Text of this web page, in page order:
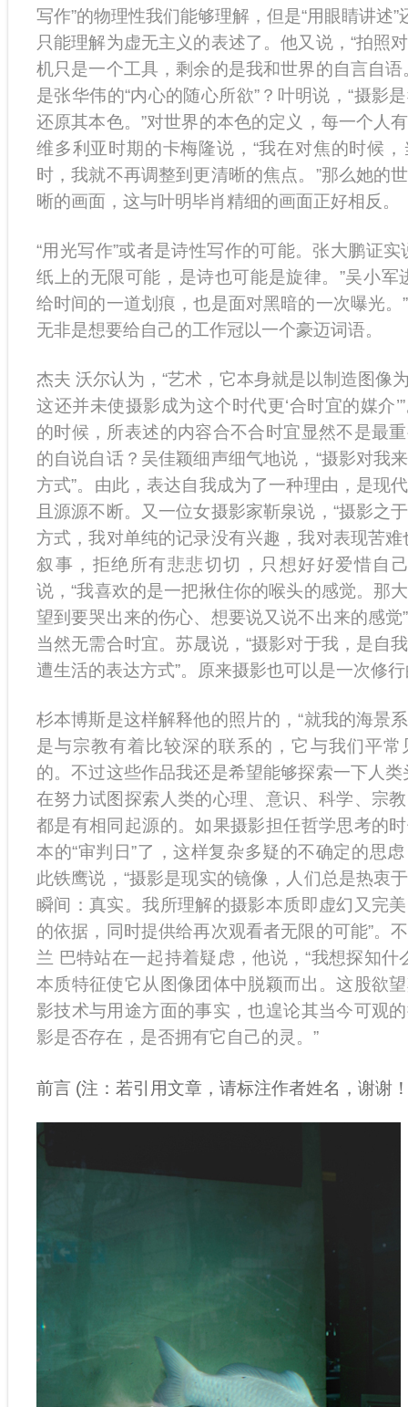
写作”的物理性我们能够理解，但是“用眼睛讲述”
只能理解为虚无主义的表述了。他又说，“拍照
机只是一个工具，剩余的是我和世界的自言自语
是张华伟的“内心的随心所欲”？叶明说，“摄影
还原其本色。”对世界的本色的定义，每一个人
维多利亚时期的卡梅隆说，“我在对焦的时候
时，我就不再调整到更清晰的焦点。”那么她的
晰的画面，这与叶明毕肖精细的画面正好相反。
“用光写作”或者是诗性写作的可能。张大鹏证
纸上的无限可能，是诗也可能是旋律。”吴小军
给时间的一道划痕，也是面对黑暗的一次曝光。
无非是想要给自己的工作冠以一个豪迈词语。
杰夫 沃尔认为，“艺术，它本身就是以制造图像
这还并未使摄影成为这个时代更‘合时宜的媒介
的时候，所表述的内容合不合时宜显然不是最
的自说自话？吴佳颖细声细气地说，“摄影对我
方式”。由此，表达自我成为了一种理由，是现
且源源不断。又一位女摄影家靳泉说，“摄影之
方式，我对单纯的记录没有兴趣，我对表现苦难
叙事，拒绝所有悲悲切切，只想好好爱惜自
说，“我喜欢的是一把揪住你的喉头的感觉。那
望到要哭出来的伤心、想要说又说不出来的感觉
当然无需合时宜。苏晟说，“摄影对于我，是自
遭生活的表达方式”。原来摄影也可以是一次修
杉本博斯是这样解释他的照片的，“就我的海景
是与宗教有着比较深的联系的，它与我们平
的。不过这些作品我还是希望能够探索一下人
在努力试图探索人类的心理、意识、科学、宗
都是有相同起源的。如果摄影担任哲学思考的
本的“审判日”了，这样复杂多疑的不确定的思
此铁鹰说，“摄影是现实的镜像，人们总是热衷
瞬间：真实。我所理解的摄影本质即虚幻又完
的依据，同时提供给再次观看者无限的可能”。
兰 巴特站在一起持着疑虑，他说，“我想探知什
本质特征使它从图像团体中脱颖而出。这股欲
影技术与用途方面的事实，也遑论其当今可观
影是否存在，是否拥有它自己的灵。”
前言 (注：若引用文章，请标注作者姓名，谢谢